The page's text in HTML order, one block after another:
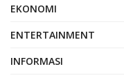
EKONOMI
ENTERTAINMENT
INFORMASI